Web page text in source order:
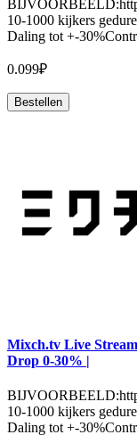
10-1000 kijkers
Daling tot +-
0.099₽
Bestellen
Mixch.tv Live
Drop 0-30% |
10-1000 kijkers
Daling tot +-